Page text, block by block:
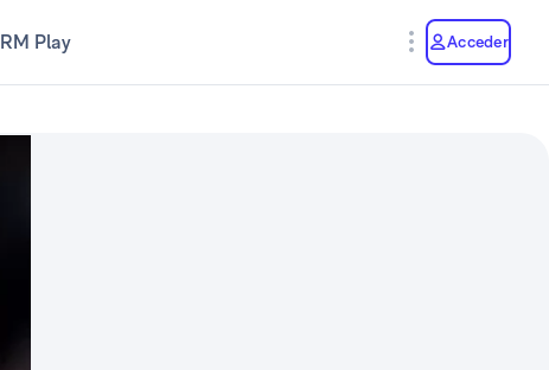
RM Play Acceder